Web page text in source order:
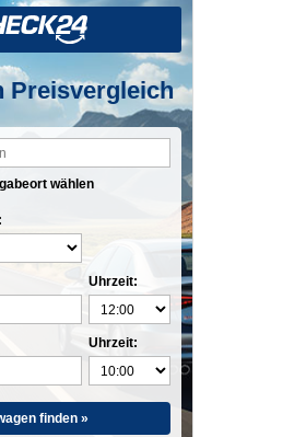
Preisvergleich
wählen
Uhrzeit:
Uhrzeit:
finden »